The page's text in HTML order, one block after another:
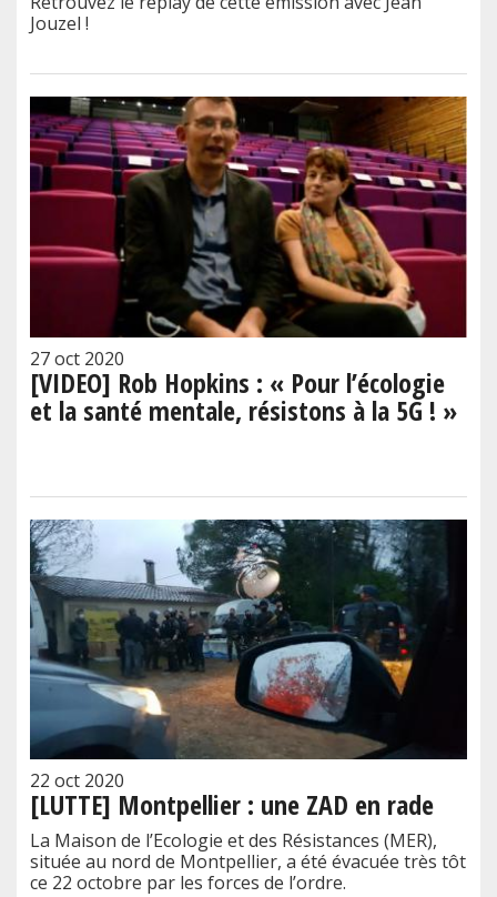
Jouzel !
27 oct 2020
[VIDEO] Rob Hopkins : « Pour l’écologie
et la santé mentale, résistons à la 5G ! »
22 oct 2020
[LUTTE] Montpellier : une ZAD en rade
La Maison de l’Ecologie et des Résistances (MER),
située au nord de Montpellier, a été évacuée très tôt
ce 22 octobre par les forces de l’ordre.